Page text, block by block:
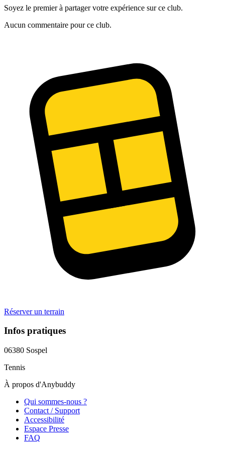
Soyez le premier à partager votre expérience sur ce club.
Aucun commentaire pour ce club.
Réserver un terrain
Infos pratiques
06380 Sospel
Tennis
À propos d'Anybuddy
Qui sommes-nous ?
Contact / Support
Accessibilité
Espace Presse
FAQ